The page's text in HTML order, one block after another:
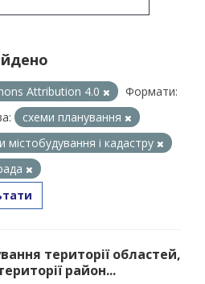
Attribution 4.0
Формати:
схеми планування
містобудування і кадастру
території областей,
район...